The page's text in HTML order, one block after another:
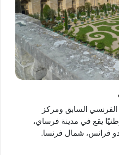
السابق ومركز
يقع في مدينة فرساي،
دو فرانس، شمال فرنسا.